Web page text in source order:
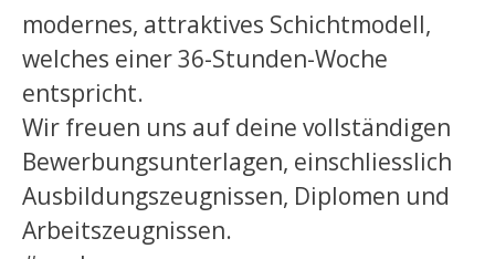
modernes, attraktives Schichtmodell,
welches einer 36-Stunden-Woche
entspricht.
Wir freuen uns auf deine vollständigen
Bewerbungsunterlagen, einschliesslich
Ausbildungszeugnissen, Diplomen und
Arbeitszeugnissen.